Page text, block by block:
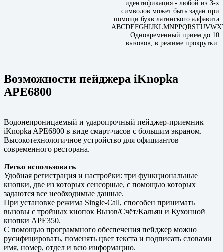
идентификация - любой из 3-х
символов может быть задан при
помощи букв латинского алфавита
Одновременный прием до 10
вызовов, в режиме прокрутки.
Возможности пейджера iKnopka
APE6800
Водонепроницаемый и ударопрочный пейджер-приемник
iKnopka APE6800 в виде смарт-часов с большим экраном.
Высокотехнологичное устройство для официантов
современного ресторана.
Легко использовать
Удобная регистрация и настройки: три функциональные
кнопки, две из которых сенсорные, с помощью которых
задаются все необходимые данные.
При установке режима Single-Call, способен принимать
вызовы с тройных кнопок Вызов/Счёт/Кальян и Кухонной
кнопки APE350.
С помощью программного обеспечения пейджер можно
русифицировать, поменять цвет текста и подписать словами
имя, номер, отдел и всю информацию.